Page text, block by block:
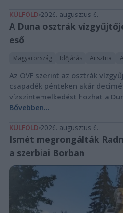
KÜLFÖLD 2026. augusztus 6.
A Duna osztrák
eső
Magyarország Időjárás Ausztria
Az OVF szerint az osztrák
csapadék pénteken akár
vízszintemelkedést hozhat a
Bővebben...
KÜLFÖLD 2026. augusztus 6.
Ismét megrongálták
a szerbiai Borban